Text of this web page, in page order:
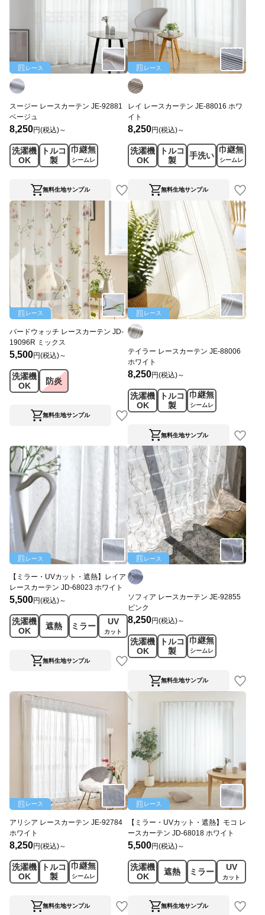
レース
スージー レースカーテン JE-92881
ベージュ
8,250円(税込)～
洗濯機
OK
トルコ
製
巾継無
シームレ
ス
無料生地サンプル
レース
レイ レースカーテン JE-88016 ホワ
イト
8,250円(税込)～
洗濯機
OK
トルコ
製
手洗い
巾継無
シームレ
ス
無料生地サンプル
レース
バードウォッチ レースカーテン JD-
19096R ミックス
5,500円(税込)～
洗濯機
OK
防炎
無料生地サンプル
レース
テイラー レースカーテン JE-88006
ホワイト
8,250円(税込)～
洗濯機
OK
トルコ
製
巾継無
シームレ
ス
無料生地サンプル
レース
【ミラー・UVカット・遮熱】レイア
レースカーテン JD-68023 ホワイト
5,500円(税込)～
洗濯機
OK
遮熱 ミラー UV
カット
無料生地サンプル
レース
ソフィア レースカーテン JE-92855
ピンク
8,250円(税込)～
洗濯機
OK
トルコ
製
巾継無
シームレ
ス
無料生地サンプル
レース
アリシア レースカーテン JE-92784
ホワイト
8,250円(税込)～
洗濯機
OK
トルコ
製
巾継無
シームレ
ス
無料生地サンプル
レース
【ミラー・UVカット・遮熱】モコ レ
ースカーテン JD-68018 ホワイト
5,500円(税込)～
洗濯機
OK
遮熱 ミラー UV
カット
無料生地サンプル